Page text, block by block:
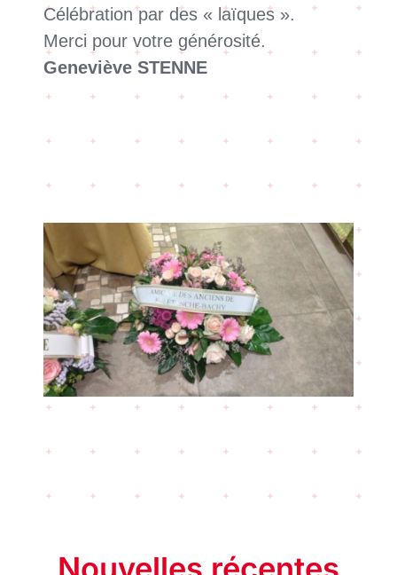
Célébration par des « laïques ».
Merci pour votre générosité.
Geneviève STENNE